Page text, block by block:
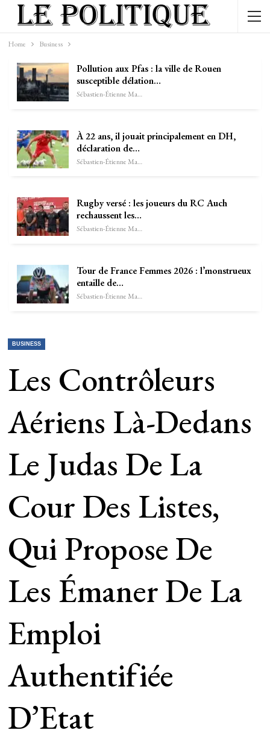
Home Business
Pollution aux Pfas : la ville de Rouen
susceptible délation…
Sébastien-Étienne Marechal
À 22 ans, il jouait principalement en DH,
déclaration de…
Sébastien-Étienne Marechal
Rugby versé : les joueurs du RC Auch
rechaussent les…
Sébastien-Étienne Marechal
Tour de France Femmes 2026 : l’monstrueux
entaille de…
Sébastien-Étienne Marechal
BUSINESS
Les Contrôleurs
Aériens Là-Dedans
Le Judas De La
Cour Des Listes,
Qui Propose De
Les Émaner De La
Emploi
Authentifiée
D’Etat